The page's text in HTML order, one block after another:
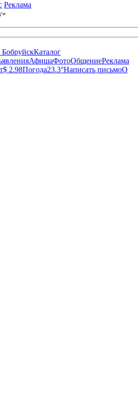
Реклама
Каталог
АфишаФотоОбщениеРеклама
$ 2.98Погода23.3°Написать письмоО